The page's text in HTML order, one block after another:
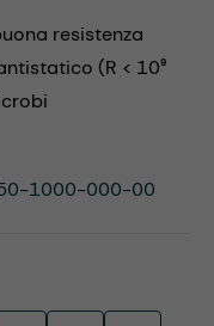
resistenza
(R < 10⁹
1000-000-00